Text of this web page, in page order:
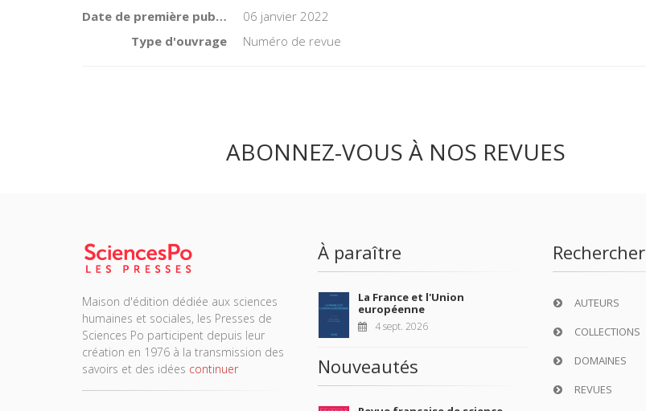
Date de première publication du titre
06 janvier 2022
Type d'ouvrage
Numéro de revue
ABONNEZ-VOUS À NOS REVUES
Maison d'édition dédiée aux sciences
humaines et sociales, les Presses de
Sciences Po participent depuis leur
création en 1976 à la transmission des
savoirs et des idées continuer
À paraître
La France et l'Union
européenne
4 sept. 2026
Nouveautés
Rechercher
AUTEURS
COLLECTIONS
DOMAINES
REVUES